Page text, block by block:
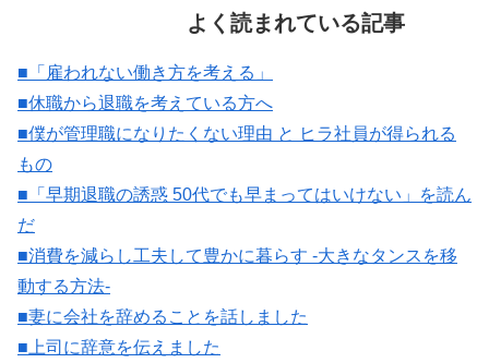
よく読まれている記事
■「雇われない働き方を考える」
■休職から退職を考えている方へ
■僕が管理職になりたくない理由 と ヒラ社員が得られる
もの
■「早期退職の誘惑 50代でも早まってはいけない」を読ん
だ
■消費を減らし工夫して豊かに暮らす -大きなタンスを移
動する方法-
■妻に会社を辞めることを話しました
■上司に辞意を伝えました